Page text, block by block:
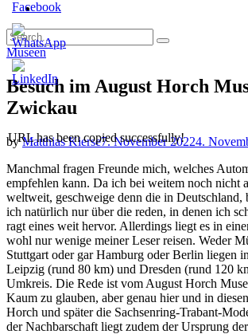
ändern
der
Einstellungen
Einwilligungen
Search
for:
Search
Categories
Museen
Besuch im August Horch
Zwickau
byMatthias Kierse7. November 20224.
Manchmal fragen Freunde mich, welches
empfehlen kann. Da ich bei weitem noch nicht
weltweit, geschweige denn die in Deutschland,
ich natürlich nur über die reden, in denen ich
ragt eines weit hervor. Allerdings liegt es in
wohl nur wenige meiner Leser reisen. Weder
Stuttgart oder gar Hamburg oder Berlin liegen
Leipzig (rund 80 km) und Dresden (rund 120
Umkreis. Die Rede ist vom August Horch
Kaum zu glauben, aber genau hier und in
Horch und später die Sachsenring-Trabant-
der Nachbarschaft liegt zudem der Ursprung
URL has been copied successfully!